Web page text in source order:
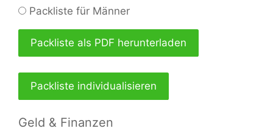
Packliste für Männer
Packliste als PDF herunterladen
Packliste individualisieren
Geld & Finanzen